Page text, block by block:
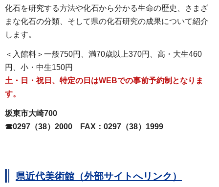
化石を研究する方法や化石から分かる生命の歴史、さまざ
まな化石の分類、そして県の化石研究の成果について紹介
します。
＜入館料＞一般750円、満70歳以上370円、高・大生460
円、小・中生150円
土・日・祝日、特定の日はWEBでの事前予約制となりま
す。
坂東市大崎700
☎0297（38）2000
FAX：0297 （38）1999
県近代美術館（外部サイトへリンク）